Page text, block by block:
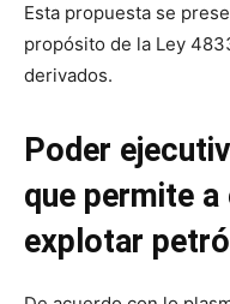
Esta propuesta se
propósito de la Ley
derivados.
Poder
que permite
explotar